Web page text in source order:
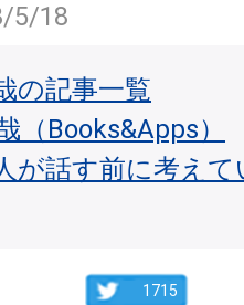
5/18
の記事一覧
（Books&Apps）
が話す前に考え
1715